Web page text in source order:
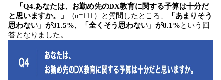
「Q4.あなたは、お勤め先のDX教育に関する予算は十分だ
と思いますか。」
（n=111）と質問したところ、
「あまりそう
思わない」が31.5%、「全くそう思わない」が8.1%という回
答となりました。